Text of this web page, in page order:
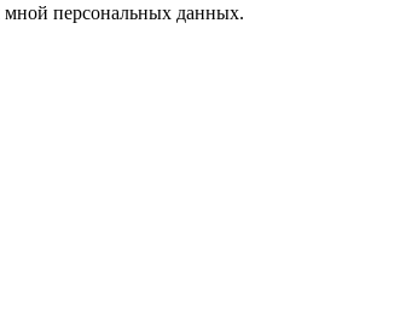
мной персональных данных.